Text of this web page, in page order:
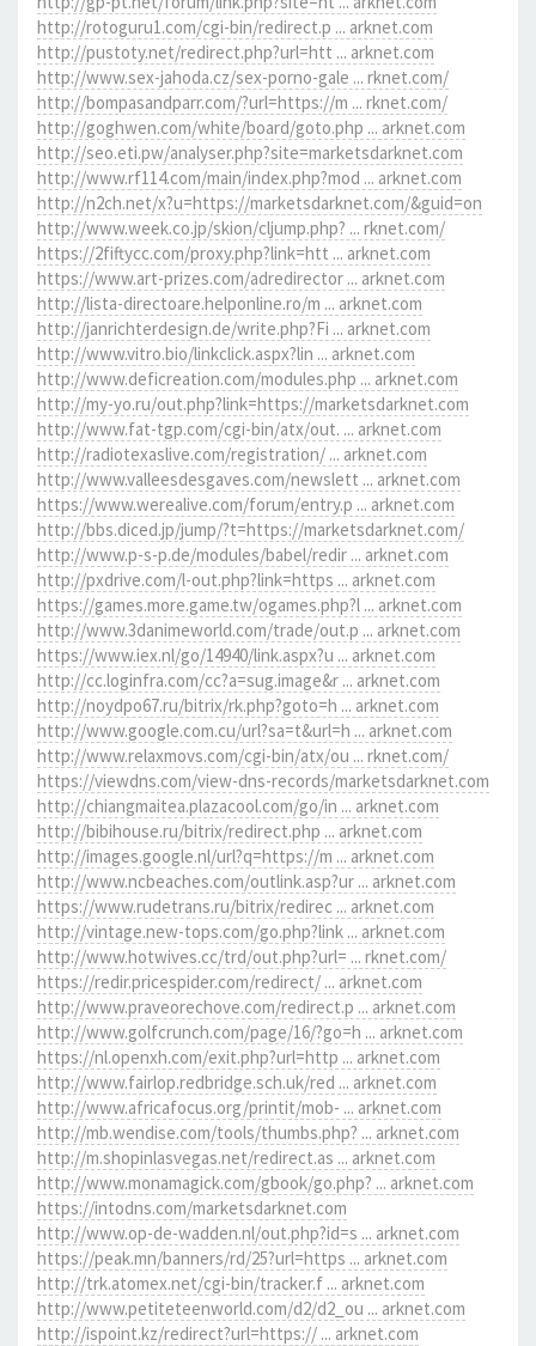
http://rotoguru1.com/cgi-bin/redirect.p ... arknet.com
http://pustoty.net/redirect.php?url=htt ... arknet.com
http://www.sex-jahoda.cz/sex-porno-gale ... rknet.com/
http://bompasandparr.com/?url=https://m ... rknet.com/
http://goghwen.com/white/board/goto.php ... arknet.com
http://seo.eti.pw/analyser.php?site=marketsdarknet.com
http://www.rf114.com/main/index.php?mod ... arknet.com
http://n2ch.net/x?u=https://marketsdarknet.com/&guid=on
http://www.week.co.jp/skion/cljump.php? ... rknet.com/
https://2fiftycc.com/proxy.php?link=htt ... arknet.com
https://www.art-prizes.com/adredirector ... arknet.com
http://lista-directoare.helponline.ro/m ... arknet.com
http://janrichterdesign.de/write.php?Fi ... arknet.com
http://www.vitro.bio/linkclick.aspx?lin ... arknet.com
http://www.deficreation.com/modules.php ... arknet.com
http://my-yo.ru/out.php?link=https://marketsdarknet.com
http://www.fat-tgp.com/cgi-bin/atx/out. ... arknet.com
http://radiotexaslive.com/registration/ ... arknet.com
http://www.valleesdesgaves.com/newslett ... arknet.com
https://www.werealive.com/forum/entry.p ... arknet.com
http://bbs.diced.jp/jump/?t=https://marketsdarknet.com/
http://www.p-s-p.de/modules/babel/redir ... arknet.com
http://pxdrive.com/l-out.php?link=https ... arknet.com
https://games.more.game.tw/ogames.php?l ... arknet.com
http://www.3danimeworld.com/trade/out.p ... arknet.com
https://www.iex.nl/go/14940/link.aspx?u ... arknet.com
http://cc.loginfra.com/cc?a=sug.image&r ... arknet.com
http://noydpo67.ru/bitrix/rk.php?goto=h ... arknet.com
http://www.google.com.cu/url?sa=t&url=h ... arknet.com
http://www.relaxmovs.com/cgi-bin/atx/ou ... rknet.com/
https://viewdns.com/view-dns-records/marketsdarknet.com
http://chiangmaitea.plazacool.com/go/in ... arknet.com
http://bibihouse.ru/bitrix/redirect.php ... arknet.com
http://images.google.nl/url?q=https://m ... arknet.com
http://www.ncbeaches.com/outlink.asp?ur ... arknet.com
https://www.rudetrans.ru/bitrix/redirec ... arknet.com
http://vintage.new-tops.com/go.php?link ... arknet.com
http://www.hotwives.cc/trd/out.php?url= ... rknet.com/
https://redir.pricespider.com/redirect/ ... arknet.com
http://www.praveorechove.com/redirect.p ... arknet.com
http://www.golfcrunch.com/page/16/?go=h ... arknet.com
https://nl.openxh.com/exit.php?url=http ... arknet.com
http://www.fairlop.redbridge.sch.uk/red ... arknet.com
http://www.africafocus.org/printit/mob- ... arknet.com
http://mb.wendise.com/tools/thumbs.php? ... arknet.com
http://m.shopinlasvegas.net/redirect.as ... arknet.com
http://www.monamagick.com/gbook/go.php? ... arknet.com
https://intodns.com/marketsdarknet.com
http://www.op-de-wadden.nl/out.php?id=s ... arknet.com
https://peak.mn/banners/rd/25?url=https ... arknet.com
http://trk.atomex.net/cgi-bin/tracker.f ... arknet.com
http://www.petiteteenworld.com/d2/d2_ou ... arknet.com
http://ispoint.kz/redirect?url=https:// ... arknet.com